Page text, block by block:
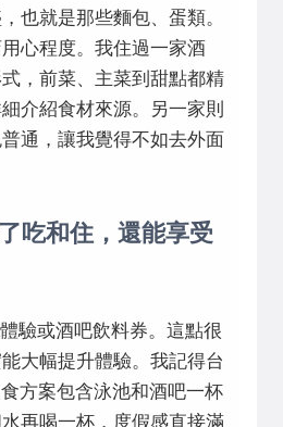
也就是那些麵包、蛋類。
心程度。我住過一家酒
，前菜、主菜到甜點都精
介紹食材來源。另一家則
通，讓我覺得不如去外面
吃和住，還能享受
驗或酒吧飲料券。這點很
大幅提升體驗。我記得台
方案包含泳池和酒吧一杯
再喝一杯，度假感直接滿